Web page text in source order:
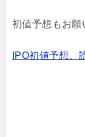
初値予想もお願
IPO初値予想、